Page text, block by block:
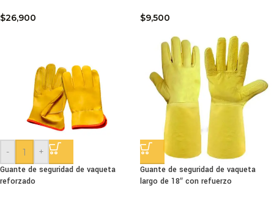
$26,900 $9,500
-
+
Guante de seguridad de vaqueta
reforzado
Guante de seguridad de vaqueta
largo de 18″ con refuerzo